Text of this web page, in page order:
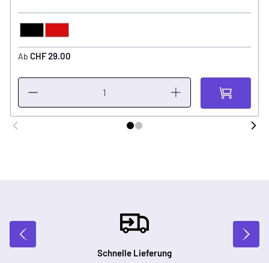
FARBE
Ab CHF 29.00
Schnelle Lieferung